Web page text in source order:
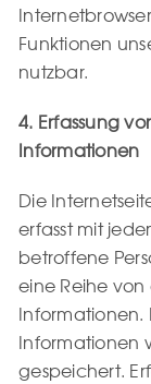
Funktionen
nutzbar.
4. Erfassung
Informationen
Die
erfasst mit
betroffene
eine Reihe
Informationen.
Informationen
gespeichert.